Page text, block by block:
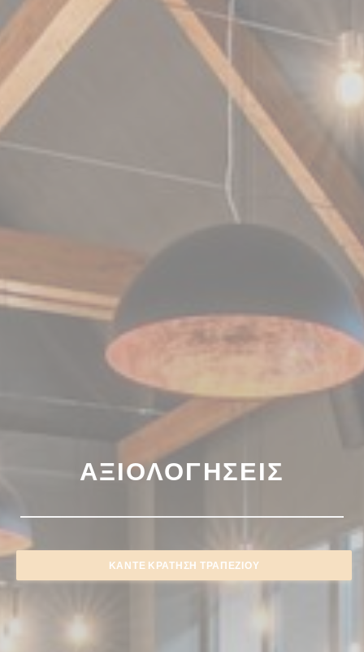
ΑΞΙΟΛΟΓΉΣΕΙΣ
ΚΆΝΤΕ ΚΡΆΤΗΣΗ ΤΡΑΠΕΖΙΟΎ